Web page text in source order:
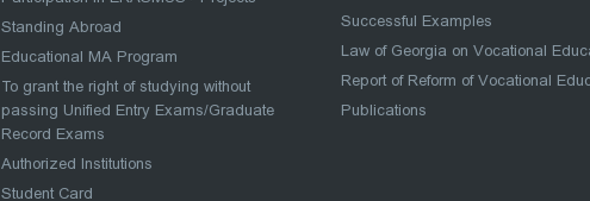
Standing Abroad
Educational MA Program
To grant the right of studying without
passing Unified Entry Exams/Graduate
Record Exams
Authorized Institutions
Student Card
Successful Examples
Law of Georgia on Vocational
Report of Reform of Vocational
Publications